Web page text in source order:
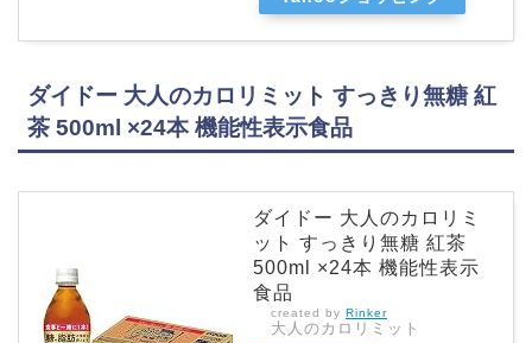
ダイドー 大人のカロリミット すっきり無糖 紅
茶 500ml ×24本 機能性表示食品
ダイドー 大人のカロリミ
ット すっきり無糖 紅茶
500ml ×24本 機能性表示
食品
created by Rinker
大人のカロリミット